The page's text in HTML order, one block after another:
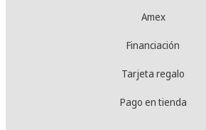
Amex
Financiación
Tarjeta regalo
Pago en tienda